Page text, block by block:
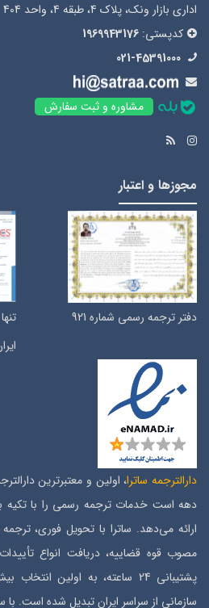
اداری بازار ونک، پلاک 4، طبقه 4، واحد 404
کدپستی: 1969943176
021-45391000
مشاوره و ثبت سفارش
مجوزها و اعتبار
دفتر ترجمه رسمی شماره 921
دارالترجمه ساترا، اولین و معتبرترین
ارائه می‌دهد. ساترا با تحویل فوری،
مصوب قوه قضاییه، دریافت انواع
سازمانی از سراسر ایران تبدیل شده است. با